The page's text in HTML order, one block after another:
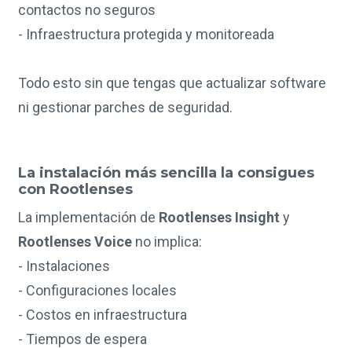
contactos no seguros
- Infraestructura protegida y monitoreada
Todo esto sin que tengas que actualizar software
ni gestionar parches de seguridad.
La instalación más sencilla la consigues
con Rootlenses
La implementación de Rootlenses Insight y
Rootlenses Voiceno implica:
- Instalaciones
- Configuraciones locales
- Costos en infraestructura
- Tiempos de espera